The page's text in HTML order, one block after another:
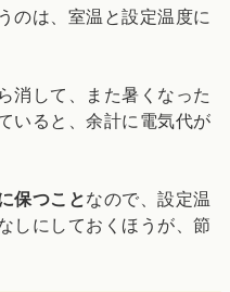
のは、室温と設定温度に
消して、また暑くなった
いると、余計に電気代が
保つことなので、設定温
しにしておくほうが、節